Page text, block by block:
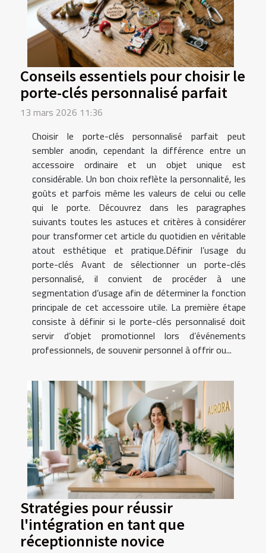
Conseils essentiels pour choisir le
porte-clés personnalisé parfait
13 mars 2026 11:36
Choisir le porte-clés personnalisé parfait peut
sembler anodin, cependant la différence entre un
accessoire ordinaire et un objet unique est
considérable. Un bon choix reflète la personnalité, les
goûts et parfois même les valeurs de celui ou celle
qui le porte. Découvrez dans les paragraphes
suivants toutes les astuces et critères à considérer
pour transformer cet article du quotidien en véritable
atout esthétique et pratique.Définir l’usage du
porte-clés Avant de sélectionner un porte-clés
personnalisé, il convient de procéder à une
segmentation d’usage afin de déterminer la fonction
principale de cet accessoire utile. La première étape
consiste à définir si le porte-clés personnalisé doit
servir d’objet promotionnel lors d’événements
professionnels, de souvenir personnel à offrir ou...
Stratégies pour réussir
l'intégration en tant que
réceptionniste novice